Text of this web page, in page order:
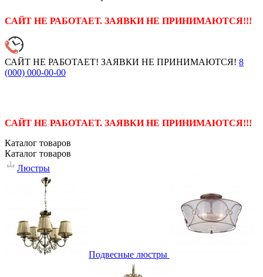
САЙТ НЕ РАБОТАЕТ. ЗАЯВКИ НЕ ПРИНИМАЮТСЯ!!!
САЙТ НЕ РАБОТАЕТ! ЗАЯВКИ НЕ ПРИНИМАЮТСЯ! 8
(000) 000-00-00
САЙТ НЕ РАБОТАЕТ. ЗАЯВКИ НЕ ПРИНИМАЮТСЯ!!!
Каталог товаров
Каталог товаров
Люстры
Подвесные люстры